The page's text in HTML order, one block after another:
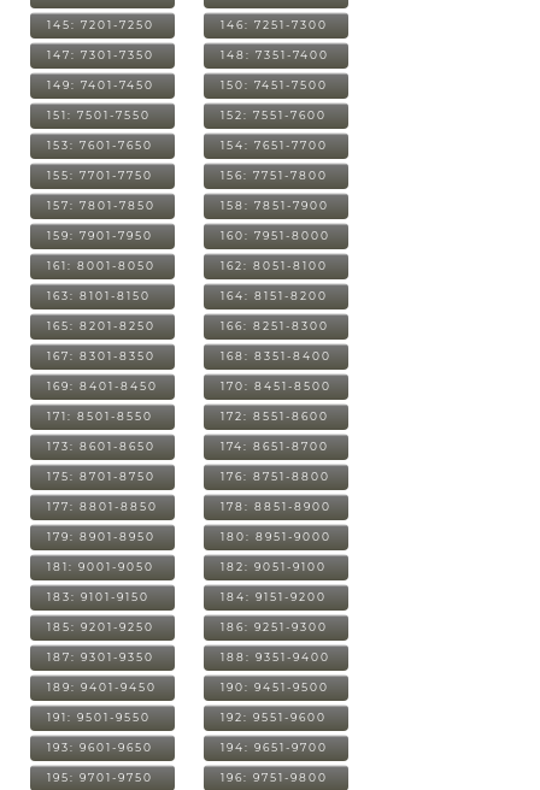
145: 7201-7250 146: 7251-7300
147: 7301-7350 148: 7351-7400
149: 7401-7450 150: 7451-7500
151: 7501-7550 152: 7551-7600
153: 7601-7650 154: 7651-7700
155: 7701-7750 156: 7751-7800
157: 7801-7850 158: 7851-7900
159: 7901-7950 160: 7951-8000
161: 8001-8050 162: 8051-8100
163: 8101-8150 164: 8151-8200
165: 8201-8250 166: 8251-8300
167: 8301-8350 168: 8351-8400
169: 8401-8450 170: 8451-8500
171: 8501-8550 172: 8551-8600
173: 8601-8650 174: 8651-8700
175: 8701-8750 176: 8751-8800
177: 8801-8850 178: 8851-8900
179: 8901-8950 180: 8951-9000
181: 9001-9050 182: 9051-9100
183: 9101-9150 184: 9151-9200
185: 9201-9250 186: 9251-9300
187: 9301-9350 188: 9351-9400
189: 9401-9450 190: 9451-9500
191: 9501-9550 192: 9551-9600
193: 9601-9650 194: 9651-9700
195: 9701-9750 196: 9751-9800